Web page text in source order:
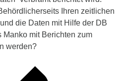
Ihren zeitlichen
die Daten mit Hilfe der DB
mit Berichten zum
werden?